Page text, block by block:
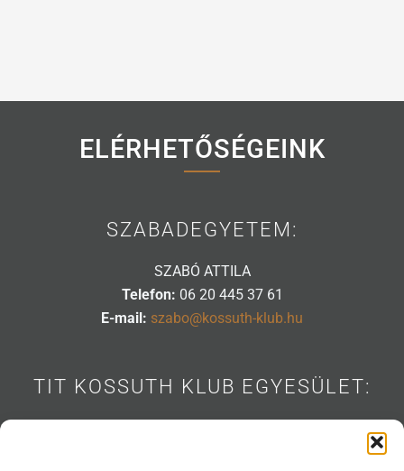
ELÉRHETŐSÉGEINK
SZABADEGYETEM:
SZABÓ ATTILA
Telefon: 06 20 445 37 61
E-mail: szabo@kossuth-klub.hu
TIT KOSSUTH KLUB EGYESÜLET: